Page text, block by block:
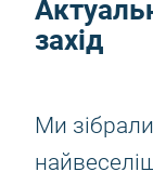
захід
Ми